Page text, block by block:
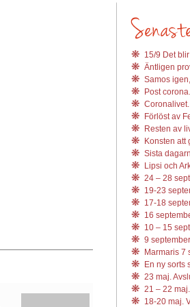
15/9 Det
Äntligen
Samos
Post
Coronalivet.
Förlöst av
Resten av
Konsten att
Sista
Lipsi och
24 – 28
19-23
17-18
16
10 – 15
9
Marmaris 7
En ny sorts
23 maj.
21 – 22
18-20 maj.